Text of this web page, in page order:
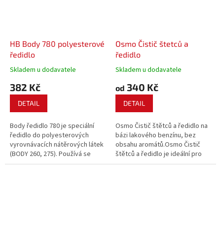
HB Body 780 polyesterové
ředidlo
Skladem u dodavatele
382 Kč
DETAIL
Body ředidlo 780 je speciální
ředidlo do polyesterových
vyrovnávacích nátěrových látek
(BODY 260, 275). Používá se
rovněž pro čištění nářadí.
Osmo Čistič štetců a
ředidlo
Skladem u dodavatele
od 340 Kč
DETAIL
Osmo Čistič štětců a ředidlo na
bázi lakového benzínu, bez
obsahu aromátů.Osmo Čistič
štětců a ředidlo je ideální pro
čištění nářadí, použitého při